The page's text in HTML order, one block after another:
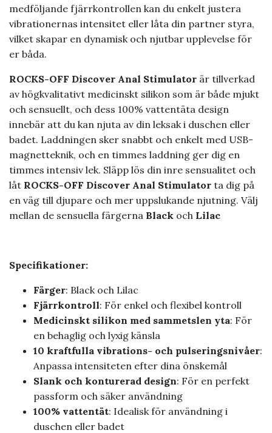
medföljande fjärrkontrollen kan du enkelt justera
vibrationernas intensitet eller låta din partner styra,
vilket skapar en dynamisk och njutbar upplevelse för
er båda.
ROCKS-OFF Discover Anal Stimulator är tillverkad
av högkvalitativt medicinskt silikon som är både mjukt
och sensuellt, och dess 100% vattentäta design
innebär att du kan njuta av din leksak i duschen eller
badet. Laddningen sker snabbt och enkelt med USB-
magnetteknik, och en timmes laddning ger dig en
timmes intensiv lek. Släpp lös din inre sensualitet och
låt ROCKS-OFF Discover Anal Stimulator ta dig på
en väg till djupare och mer uppslukande njutning. Välj
mellan de sensuella färgerna Black och Lilac
Specifikationer:
Färger: Black och Lilac
Fjärrkontroll: För enkel och flexibel kontroll
Medicinskt silikon med sammetslen yta: För
en behaglig och lyxig känsla
10 kraftfulla vibrations- och pulseringsnivåer:
Anpassa intensiteten efter dina önskemål
Slank och konturerad design: För en perfekt
passform och säker användning
100% vattentät: Idealisk för användning i
duschen eller badet